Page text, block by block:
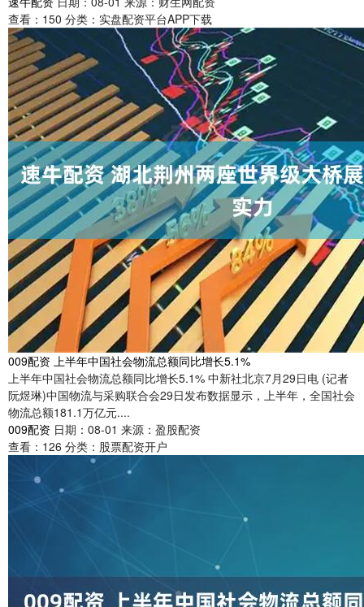
查看： 150 分类： 实盘配资平台APP下载
009配资 上半年中国社会物流总额同比增长5.1%
上半年中国社会物流总额同比增长5.1% 中新社北京7月29日电 (记者
阮煜琳)中国物流与采购联合会29日发布数据显示，上半年，全国社会
物流总额181.1万亿元....
009配资 日期：08-01 来源：盈股配资
查看： 126 分类： 股票配资开户